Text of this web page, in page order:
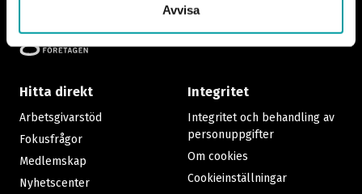
Avvisa
Footer
Hitta direkt
Arbetsgivarstöd
Fokusfrågor
Medlemskap
Nyhetscenter
Integritet
Integritet och behandling av
personuppgifter
Om cookies
Cookieinställningar